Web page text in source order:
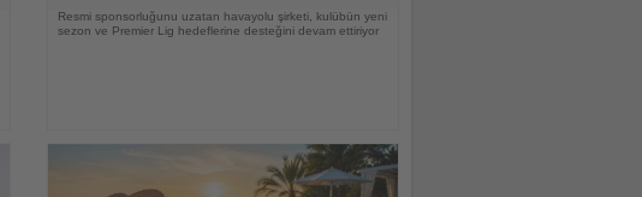
Resmi sponsorluğunu uzatan havayolu şirketi, kulübün yeni
sezon ve Premier Lig hedeflerine desteğini devam ettiriyor